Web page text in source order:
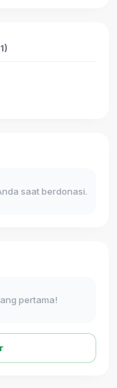
saat berdonasi.
pertama!